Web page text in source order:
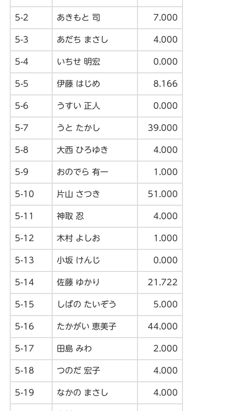
5-2 あきもと 司 7.000
5-3 あだち まさし 4.000
5-4 いちせ 明宏 0.000
5-5 伊藤 はじめ 8.166
5-6 うすい 正人 0.000
5-7 うと たかし 39.000
5-8 大西 ひろゆき 4.000
5-9 おのでら 有一 1.000
5-10 片山 さつき 51.000
5-11 神取 忍 4.000
5-12 木村 よしお 1.000
5-13 小坂 けんじ 0.000
5-14 佐藤 ゆかり 21.722
5-15 しばの たいぞう 5.000
5-16 たかがい 恵美子 44.000
5-17 田島 みわ 2.000
5-18 つのだ 宏子 4.000
5-19 なかの まさし 4.000